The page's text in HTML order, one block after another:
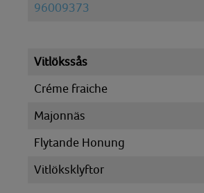
96009373
Vitlökssås
Créme fraiche
Majonnäs
Flytande Honung
Vitlöksklyftor